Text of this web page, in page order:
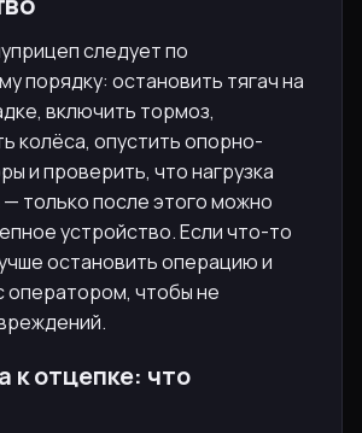
следует по
порядку: остановить тягач на
включить тормоз,
колёса, опустить опорно-
и проверить, что нагрузка
— только после этого можно
устройство. Если что-то
остановить операцию и
оператором, чтобы не
к отцепке: что